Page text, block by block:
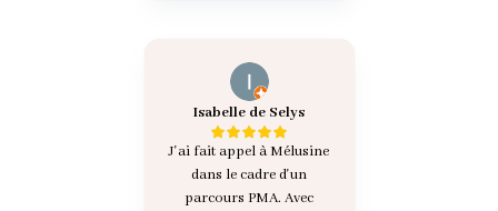
Isabelle de Selys
J'ai fait appel à Mélusine
dans le cadre d'un
parcours PMA. Avec